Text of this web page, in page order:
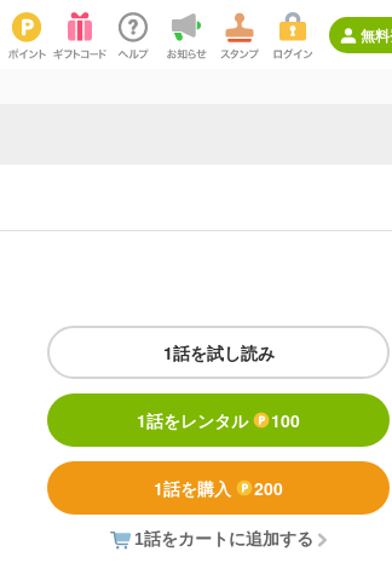
無
1話を試し読み
1話をレンタル 100
1話を購入 200
1話をカートに追加する